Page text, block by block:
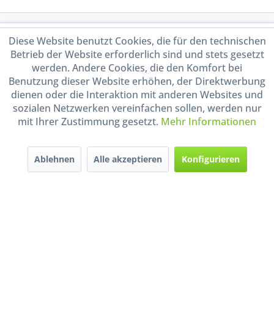
Service Hotline
Shop Service
Informationen
Handel mit BIO-Weinen
durch DE-ÖKO-009
Diese Website benutzt Cookies, die für den technischen
Betrieb der Website erforderlich sind und stets gesetzt
werden. Andere Cookies, die den Komfort bei
Benutzung dieser Website erhöhen, der Direktwerbung
dienen oder die Interaktion mit anderen Websites und
sozialen Netzwerken vereinfachen sollen, werden nur
mit Ihrer Zustimmung gesetzt. Mehr Informationen
Ablehnen Alle akzeptieren Konfigurieren